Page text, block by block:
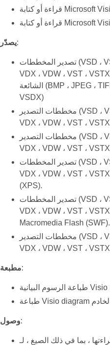
يصدّر:
تصدير المخططات (VSD ، VSDX ، VSS ، VSSX ، VTX ،
VDX ، VDW ، VST ، VSTX و VSX) إلى تنسيقات الصور
الشائعة (BMP ، JPEG ، TIFF ، VSDX ، VSDX ، VSDX و
VSDX)
مخططات التصدير (VSD ، VSDX ، VSS ، VSSX ، VTX ،
مخططات التصدير (VSD ، VSDX ، VSS ، VSSX ، VTX ،
تصدير المخططات (VSD ، VSDX ، VSS ، VSSX ، VTX ،
VDX ، VDW ، VST ، VSTX و VSX) إلى مواصفات ورق XML
(XPS).
تصدير المخططات (VSD ، VSDX ، VSS ، VSSX ، VTX ،
VDX ، VDW ، VST ، VSTX و VSX) إلى تنسيق ملف
Macromedia Flash (SWF).
مخططات التصدير (VSD ، VSDX ، VSS ، VSSX ، VTX ،
مطبعة:
وصول:
، بما في ذلك الصيغ ، لـ